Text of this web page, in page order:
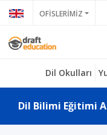
OFİSLERİMİZ
Dil Okulları
Dil Bilimi Eğitimi